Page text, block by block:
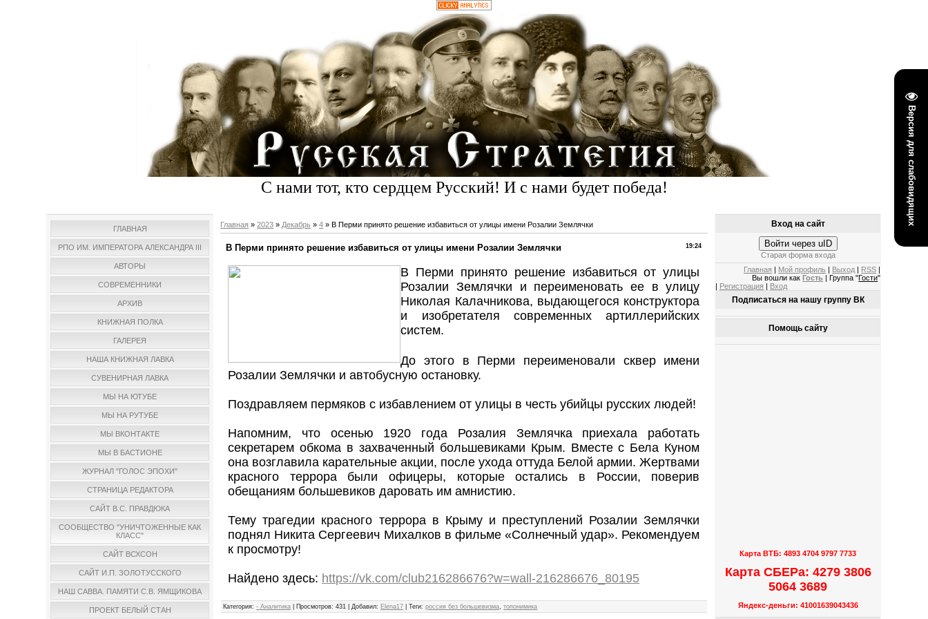
Версия для слабовидящих
С нами тот, кто сердцем Русский! И с нами будет победа!
ГЛАВНАЯ
РПО ИМ. ИМПЕРАТОРА АЛЕКСАНДРА III
АВТОРЫ
СОВРЕМЕННИКИ
АРХИВ
КНИЖНАЯ ПОЛКА
ГАЛЕРЕЯ
НАША КНИЖНАЯ ЛАВКА
СУВЕНИРНАЯ ЛАВКА
МЫ НА ЮТУБЕ
МЫ НА РУТУБЕ
МЫ ВКОНТАКТЕ
МЫ В БАСТИОНЕ
ЖУРНАЛ "ГОЛОС ЭПОХИ"
СТРАНИЦА РЕДАКТОРА
САЙТ В.С. ПРАВДЮКА
СООБЩЕСТВО "УНИЧТОЖЕННЫЕ КАК
КЛАСС"
САЙТ ВСХСОН
САЙТ И.П. ЗОЛОТУССКОГО
НАШ САВВА. ПАМЯТИ С.В. ЯМЩИКОВА
ПРОЕКТ БЕЛЫЙ СТАН
Главная »2023 » Декабрь » 4 » В Перми принято решение избавиться от улицы имени Розалии Землячки
19:24
В Перми принято решение избавиться от улицы имени Розалии Землячки
В Перми принято решение избавиться от улицы
Розалии Землячки и переименовать ее в улицу
Николая Калачникова, выдающегося конструктора
и изобретателя современных артиллерийских
систем.
До этого в Перми переименовали сквер имени
Розалии Землячки и автобусную остановку.
Поздравляем пермяков с избавлением от улицы в честь убийцы русских людей!
Напомним, что осенью 1920 года Розалия Землячка приехала работать
секретарем обкома в захваченный большевиками Крым. Вместе с Бела Куном
она возглавила карательные акции, после ухода оттуда Белой армии. Жертвами
красного террора были офицеры, которые остались в России, поверив
обещаниям большевиков даровать им амнистию.
Тему трагедии красного террора в Крыму и преступлений Розалии Землячки
поднял Никита Сергеевич Михалков в фильме «Солнечный удар». Рекомендуем
к просмотру!
Найдено здесь: https://vk.com/club216286676?w=wall-216286676_80195
Категория: - Аналитика Просмотров: 431 |Добавил: Elena17 |Теги: россия без большевизма,топонимика
Вход на сайт
Войти через uID
Старая форма входа
Главная
Мой профиль Выход RSS
Вы вошли как Гость | Группа "Гости"
Регистрация Вход
Подписаться на нашу группу ВК
Помощь сайту
Карта ВТБ: 4893 4704 9797 7733
Карта СБЕРа: 4279 3806
5064 3689
Яндекс-деньги: 41001639043436